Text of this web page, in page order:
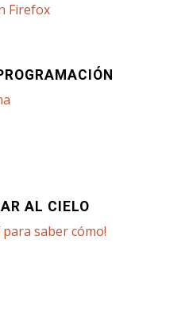
Firefox
AL CIELO
para saber cómo!